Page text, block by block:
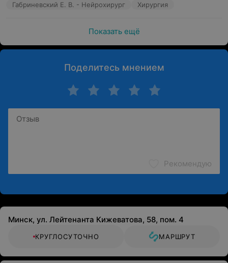
Габриневский Е. В. - Нейрохирург Хирургия
Показать ещё
Поделитесь мнением
Рекомендую
Минск, ул. Лейтенанта Кижеватова, 58, пом. 4
КРУГЛОСУТОЧНО МАРШРУТ